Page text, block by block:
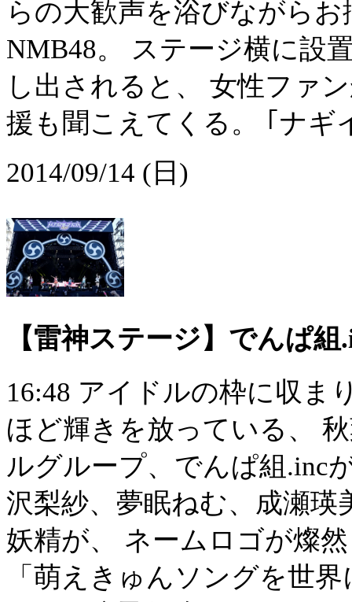
らの大歓声を浴びながら
NMB48。 ステージ横に設
し出されると、 女性ファ
援も聞こえてくる。 ｢ナギ
2014/09/14 (日)
【雷神ステージ】でんぱ組
16:48 アイドルの枠に収ま
ほど輝きを放っている、
ルグループ、でんぱ組.inc
沢梨紗、夢眠ねむ、成瀬瑛
妖精が、 ネームロゴが燦
「萌えきゅんソングを世